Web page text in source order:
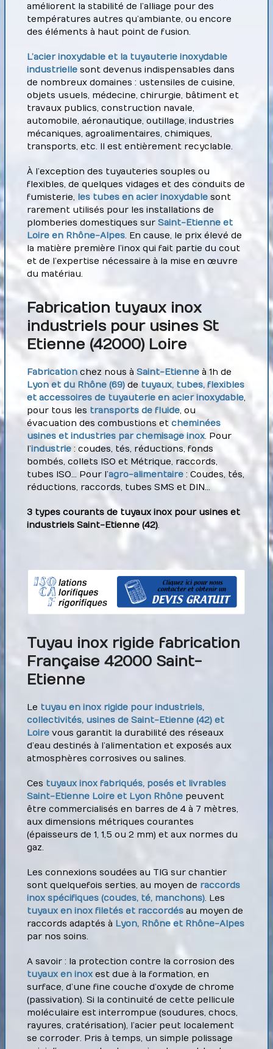
améliorent la stabilité de l’alliage pour des
températures autres qu’ambiante, ou encore
des éléments à haut point de fusion.
L’acier inoxydable et la tuyauterie inoxydable
industrielle sont devenus indispensables dans
de nombreux domaines : ustensiles de cuisine,
objets usuels, médecine, chirurgie, bâtiment et
travaux publics, construction navale,
automobile, aéronautique, outillage, industries
mécaniques, agroalimentaires, chimiques,
transports, etc. Il est entièrement recyclable.
À l’exception des tuyauteries souples ou
flexibles, de quelques vidages et des conduits de
fumisterie, les tubes en acier inoxydable sont
rarement utilisés pour les installations de
plomberies domestiques surSaint-Etienne et
Loire en Rhône-Alpes. En cause, le prix élevé de
la matière première l’inox qui fait partie du cout
et de l’expertise nécessaire à la mise en œuvre
du matériau.
Fabrication tuyaux inox
industriels pour usines St
Etienne (42000) Loire
Fabrication chez nous àSaint-Etienne à 1h de
Lyon et du Rhône (69) de tuyaux, tubes, flexibles
et accessoires de tuyauterie en acier inoxydable,
pour tous les transports de fluide, ou
évacuation des combustions etcheminées
usines et industries par chemisage inox. Pour
l’industrie : coudes, tés, réductions, fonds
bombés, collets ISO et Métrique, raccords,
tubes ISO… Pour l’agro-alimentaire : Coudes, tés,
réductions, raccords, tubes SMS et DIN…
3 types courants de tuyaux inox pour usines et
industriels Saint-Etienne (42).
Tuyau inox rigide fabrication
Française 42000 Saint-
Etienne
Le tuyau en inox rigide pour industriels,
collectivités, usines de Saint-Etienne (42) et
Loire vous garantit la durabilité des réseaux
d’eau destinés à l’alimentation et exposés aux
atmosphères corrosives ou salines.
Ces tuyaux inox fabriqués, posés et livrables
Saint-Etienne Loire et Lyon Rhône peuvent
être commercialisés en barres de 4 à 7 mètres,
aux dimensions métriques courantes
(épaisseurs de 1, 1,5 ou 2 mm) et aux normes du
gaz.
Les connexions soudées au TIG sur chantier
sont quelquefois serties, au moyen de raccords
inox spécifiques (coudes, té, manchons). Les
tuyaux en inox filetés et raccordés au moyen de
raccords adaptés à Lyon, Rhône et Rhône-Alpes
par nos soins.
A savoir : la protection contre la corrosion des
tuyaux en inox est due à la formation, en
surface, d’une fine couche d’oxyde de chrome
(passivation). Si la continuité de cette pellicule
moléculaire est interrompue (soudures, chocs,
rayures, cratérisation), l’acier peut localement
se corroder. Pris à temps, un simple polissage